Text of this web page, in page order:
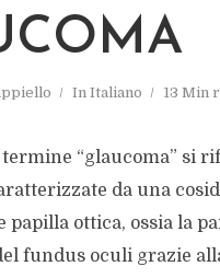
In Italiano 13 Min
“glaucoma” si
da una
papilla ottica, ossia la
fundus oculi grazie